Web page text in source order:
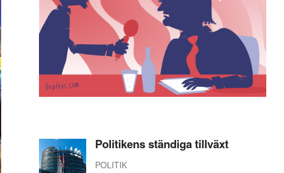
Politikens ständiga tillväxt
POLITIK